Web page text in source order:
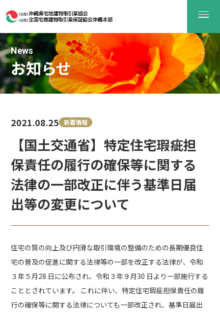
News
お知らせ
【国土交通省】特定住宅瑕疵担
保責任の履行の確保等に関する
法律の一部改正に伴う基準日届
出等の変更について
2021.08.25 新着情報
住宅の質の向上及び円滑な取引環境の整備のための長期優良住
宅の普及の促進に関する法律等の一部を改正する法律が、令和
３年５月28 日に公布され、令和３年９月30 日より一部施行する
こととされています。 これに伴い、特定住宅瑕疵担保責任の履
行の確保等に関する法律についても一部改正され、基準日届出